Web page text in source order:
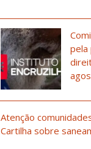
pela
Atenção
Cartilha sobre